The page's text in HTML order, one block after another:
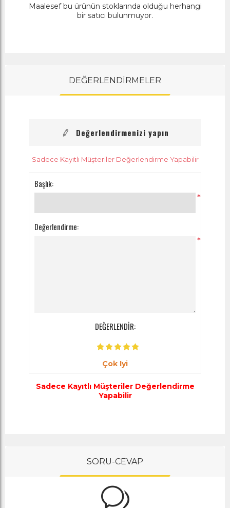
Maalesef bu ürünün stoklarında olduğu herhangi
bir satıcı bulunmuyor.
DEĞERLENDİRMELER
Değerlendirmenizi yapın
Sadece Kayıtlı Müşteriler Değerlendirme Yapabilir
Başlık:
*
Değerlendirme:
*
DEĞERLENDİR:
Çok Iyi
Sadece Kayıtlı Müşteriler Değerlendirme
Yapabilir
SORU-CEVAP